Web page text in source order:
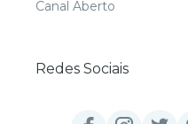
Canal Aberto
Redes Sociais